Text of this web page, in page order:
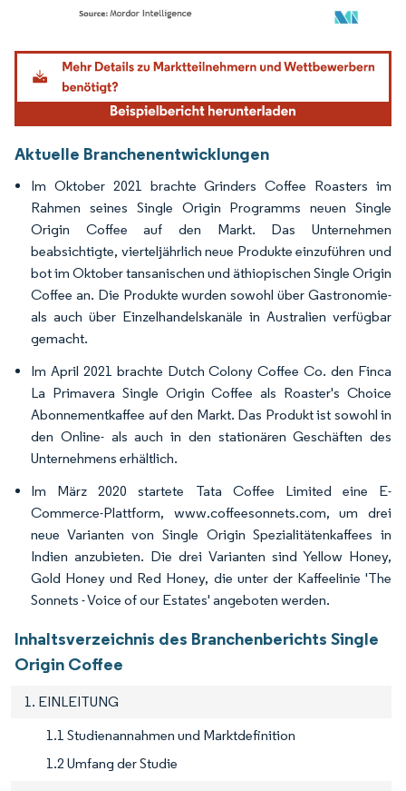
Bild © Mordor Intelligence. Wiederverwendung erfordert Namensnennung gemäß
Aktuelle Branchenentwicklungen
Im Oktober 2021 brachte Grinders Coffee Roasters im
Rahmen seines Single Origin Programms neuen Single
Origin Coffee auf den Markt. Das Unternehmen
beabsichtigte, vierteljährlich neue Produkte einzuführen und
bot im Oktober tansanischen und äthiopischen Single Origin
Coffee an. Die Produkte wurden sowohl über Gastronomie-
als auch über Einzelhandelskanäle in Australien verfügbar
gemacht.
Im April 2021 brachte Dutch Colony Coffee Co. den Finca
La Primavera Single Origin Coffee als Roaster's Choice
Abonnementkaffee auf den Markt. Das Produkt ist sowohl in
den Online- als auch in den stationären Geschäften des
Unternehmens erhältlich.
Im März 2020 startete Tata Coffee Limited eine E-
Commerce-Plattform, www.coffeesonnets.com, um drei
neue Varianten von Single Origin Spezialitätenkaffees in
Indien anzubieten. Die drei Varianten sind Yellow Honey,
Gold Honey und Red Honey, die unter der Kaffeelinie 'The
Sonnets - Voice of our Estates' angeboten werden.
Inhaltsverzeichnis des Branchenberichts Single
Origin Coffee
1. EINLEITUNG
1.1 Studienannahmen und Marktdefinition
1.2 Umfang der Studie